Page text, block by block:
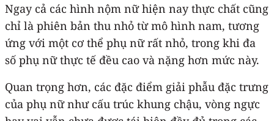
Ngay cả các hình nộm nữ hiện nay thực chất cũng
chỉ là phiên bản thu nhỏ từ mô hình nam, tương
ứng với một cơ thể phụ nữ rất nhỏ, trong khi đa
số phụ nữ thực tế đều cao và nặng hơn mức này.
Quan trọng hơn, các đặc điểm giải phẫu đặc trưng
của phụ nữ như cấu trúc khung chậu, vòng ngực